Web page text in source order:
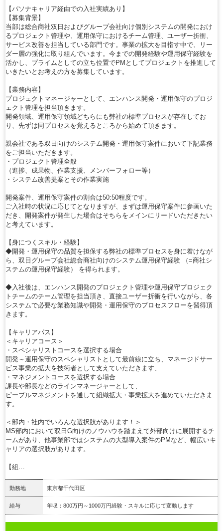
【パソナキャリア経由での入社実績あり】
【募集背景】
当部は総合商社双日およびグループ会社向け個別システムの開発におけ
るプロジェクト管理や、運用保守におけるチーム管理、ユーザー折衝、
サービス改善を担当している部門です。事業の拡大を目指す中で、リー
ダー層の強化に取り組んでいます。今までの開発経験や運用保守経験を
活かし、プライムとしての立ち位置でPMとしてプロジェクトを推進して
いきたいとお考えの方を募集しています。
【業務内容】
プロジェクトマネージャーとして、エンハンス開発・運用保守のプロジ
ェクト管理を担当頂きます。
開発領域、運用保守領域どちらにも弊社の標準プロセスが存在してお
り、先ずは同プロセスを覚えるところから始めて頂きます。
親会社である双日向けのシステム開発・運用保守案件において下記業務
をご担当いただきます。
・プロジェクト管理全般
（進捗、成果物、作業支援、メンバーフォロー等）
・システム改善提案とその作業実施
開発案件、運用保守案件の割合は50:50程度です。
ご入社時の状況に応じてとなりますが、まずは運用保守案件に参画いた
だき、開発案件が発生した場合はそちらをメインにリードいただきたい
と考えています。
【身につくスキル・経験】
◆開発・運用保守の品質を担保する弊社の標準プロセスを身に着けなが
ら、双日グループ会社総合商社向けのシステム運用保守経験 （=商社シ
ステムの運用保守経験） を得られます。
◆入社後は、エンハンス開発のプロジェクト管理や運用保守プロジェク
トチームのチーム管理を担当頂き、直接ユーザー折衝を行いながら、各
システムで必要な業務知識や開発・運用保守のプロセスフローを習得頂
きます。
【キャリアパス】
＜キャリアコース＞
・スペシャリストコースを選択する場合
開発～運用保守のスペシャリストとして最前線に立ち、マネージドサー
ビス事業の拡大を技術者として支えていただきます、
・マネジメントコースを選択する場合
課長や部長などのラインマネージャーとして、
ピープルマネジメントを通して組織拡大・事業拡大を進めていただきま
す。
＜部内・社内でいろんな選択肢があります！＞
MS部内において双日G向けのノウハウを踏まえて外部向けに展開するチ
ームがあり、他事業部ではシステムの大型導入案件のPMなど、幅広いキ
ャリアの選択肢があります。
【組…
勤務地 東京都千代田区
給与 年収：800万円～1000万円経験・スキルに応じて変動します